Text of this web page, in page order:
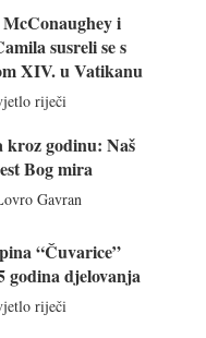
i
susreli se s
XIV. u Vatikanu
riječi
kroz godinu: Naš
Bog mira
Gavran
“Čuvarice”
godina djelovanja
riječi